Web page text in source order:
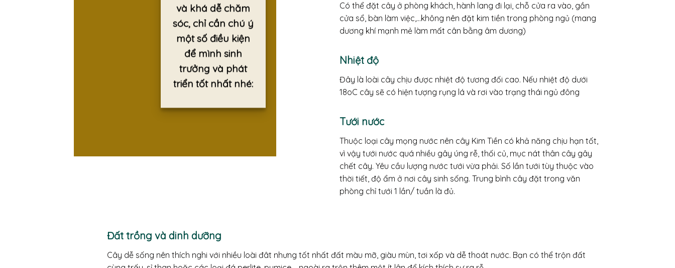
và khá dễ chăm
sóc, chỉ cần chú ý
một số điều kiện
để mình sinh
trưởng và phát
triển tốt nhất nhé:
Có thể đặt cây ở phòng khách, hành lang đi lại, chỗ cửa ra vào, gần
cửa sổ, bàn làm việc,…không nên đặt kim tiền trong phòng ngủ (mang
dương khí mạnh mẻ làm mất cân bằng âm dương)
Nhiệt độ
Đây là loài cây chịu được nhiệt độ tương đối cao. Nếu nhiệt độ dưới
18oC cây sẽ có hiện tượng rụng lá và rơi vào trạng thái ngủ đông
Tưới nước
Thuộc loại cây mọng nước nên cây Kim Tiền có khả năng chịu hạn tốt,
vì vậy tưới nước quá nhiều gây úng rễ, thối củ, mục nát thân cây gây
chết cây. Yêu cầu lượng nước tưới vừa phải. Số lần tưới tùy thuộc vào
thời tiết, độ ẩm ở nơi cây sinh sống. Trung bình cây đặt trong văn
phòng chỉ tưới 1 lần/ tuần là đủ.
Đất trồng và dinh dưỡng
Cây dễ sống nên thích nghi với nhiều loài đât nhưng tốt nhất đất màu mỡ, giàu mùn, tơi xốp và dễ thoát nước. Bạn có thể trộn đất